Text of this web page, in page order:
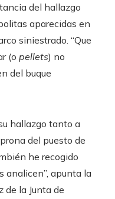
del hallazgo
aparecidas en
siniestrado. “Que
(o pellets) no
del buque
hallazgo tanto a
del puesto de
he recogido
analicen”, apunta la
de la Junta de